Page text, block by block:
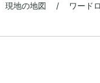
地の地図 / ワード